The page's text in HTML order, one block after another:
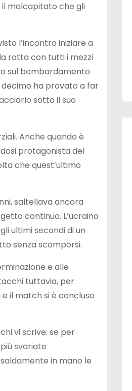
il malcapitato che gli
l’incontro iniziare a
rotta con tutti i mezzi
sul bombardamento
decimo ha provato a far
sotto il suo
Anche quando è
protagonista del
che quest’ultimo
saltellava ancora
continuo. L’ucraino
ultimi secondi di un
senza scomporsi.
e alle
tuttavia, per
il match si è concluso
vi scrive: se per
svariate
in mano le